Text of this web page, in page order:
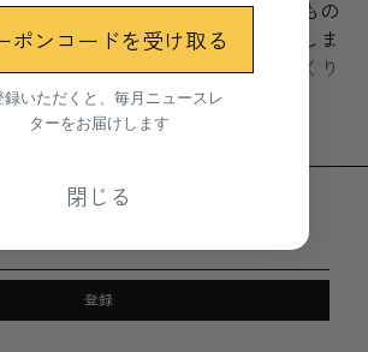
のない必需品を、高度に彫刻的なもの
た。これはキッチンの引き出しにしま
なく、この大胆なフォルムをじっくり
のです。
ックス製法という何世紀も続く技法を
かで黒く変色しにくい表面を作るため
ティナ（緑青）させ、ワックスでコー
る工程がブランドの印を刻印する前に
登録
ポンコードを受け取る
録いただくと、毎月ニュースレ
ターをお届けします
閉じる